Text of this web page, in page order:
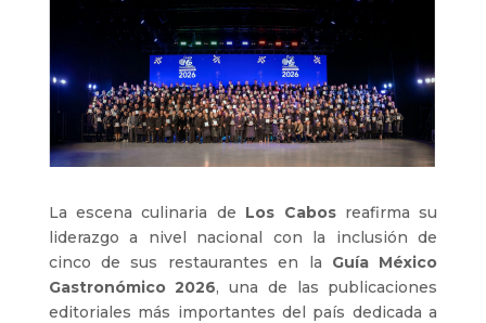
La escena culinaria de Los Cabosreafirma su
liderazgo a nivel nacional con la inclusión de
cinco de sus restaurantes en la Guía México
Gastronómico 2026, una de las publicaciones
editoriales más importantes del país dedicada a